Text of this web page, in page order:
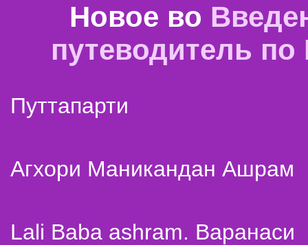
Новое во
путеводитель
Путтапарти
Агхори Маникандан Ашрам
Lali Baba ashram. Варанаси